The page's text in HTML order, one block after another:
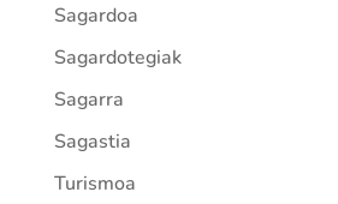
Sagardoa
Sagardotegiak
Sagarra
Sagastia
Turismoa